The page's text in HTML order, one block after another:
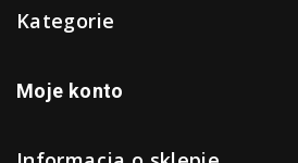
Kategorie
Moje konto